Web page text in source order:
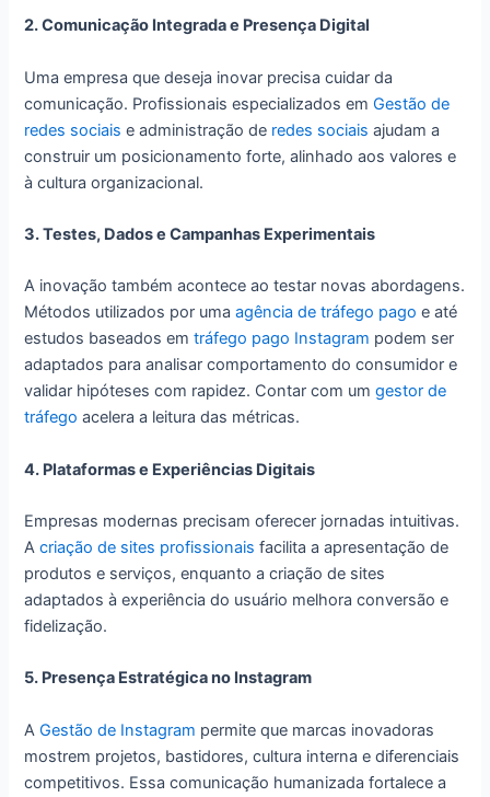
2. Comunicação Integrada e Presença Digital
Uma empresa que deseja inovar precisa cuidar da
comunicação. Profissionais especializados emGestão de
redes sociais e administração de redes sociais ajudam a
construir um posicionamento forte, alinhado aos valores e
à cultura organizacional.
3. Testes, Dados e Campanhas Experimentais
A inovação também acontece ao testar novas abordagens.
Métodos utilizados por umaagência de tráfego pago e até
estudos baseados emtráfego pago Instagram podem ser
adaptados para analisar comportamento do consumidor e
validar hipóteses com rapidez. Contar com umgestor de
tráfego acelera a leitura das métricas.
4. Plataformas e Experiências Digitais
Empresas modernas precisam oferecer jornadas intuitivas.
Acriação de sites profissionais facilita a apresentação de
produtos e serviços, enquanto a criação de sites
adaptados à experiência do usuário melhora conversão e
fidelização.
5. Presença Estratégica no Instagram
AGestão de Instagram permite que marcas inovadoras
mostrem projetos, bastidores, cultura interna e diferenciais
competitivos. Essa comunicação humanizada fortalece a